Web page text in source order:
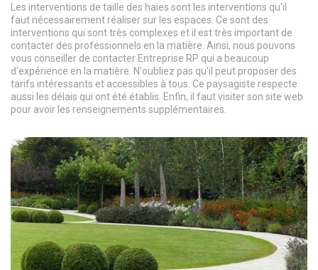
Les interventions de taille des haies sont les interventions qu'il
faut nécessairement réaliser sur les espaces. Ce sont des
interventions qui sont très complexes et il est très important de
contacter des professionnels en la matière. Ainsi, nous pouvons
vous conseiller de contacter Entreprise RP qui a beaucoup
d'expérience en la matière. N'oubliez pas qu'il peut proposer des
tarifs intéressants et accessibles à tous. Ce paysagiste respecte
aussi les délais qui ont été établis. Enfin, il faut visiter son site web
pour avoir les renseignements supplémentaires.